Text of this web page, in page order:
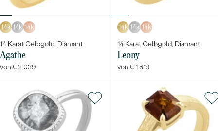
14k 14k 14k
14 Karat Gelbgold, Diamant
Agathe
von € 2 039
14k 14k 14k
14 Karat Gelbgold, Diamant
Leony
von € 1 819